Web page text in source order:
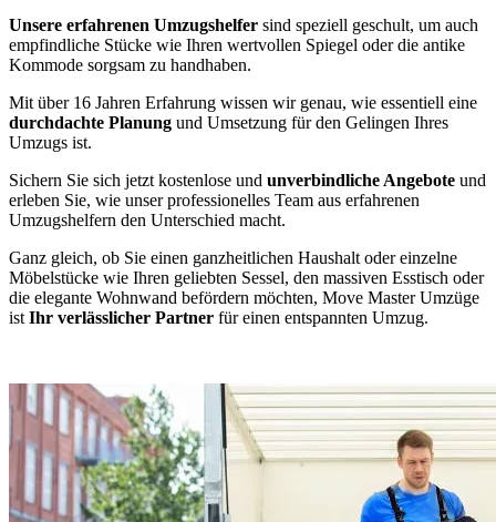
Unsere erfahrenen Umzugshelfer sind speziell geschult, um auch
empfindliche Stücke wie Ihren wertvollen Spiegel oder die antike
Kommode sorgsam zu handhaben.
Mit über 16 Jahren Erfahrung wissen wir genau, wie essentiell eine
durchdachte Planung und Umsetzung für den Gelingen Ihres
Umzugs ist.
Sichern Sie sich jetzt kostenlose und unverbindliche Angebote und
erleben Sie, wie unser professionelles Team aus erfahrenen
Umzugshelfern den Unterschied macht.
Ganz gleich, ob Sie einen ganzheitlichen Haushalt oder einzelne
Möbelstücke wie Ihren geliebten Sessel, den massiven Esstisch oder
die elegante Wohnwand befördern möchten, Move Master Umzüge
ist Ihr verlässlicher Partner für einen entspannten Umzug.